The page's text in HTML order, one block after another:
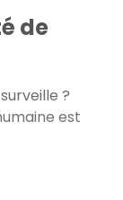
de
?
est